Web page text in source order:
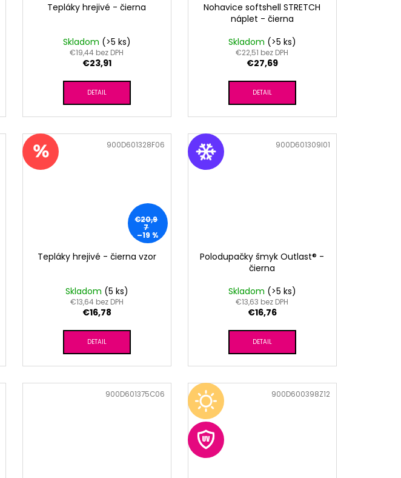
Tepláky hrejivé - čierna
Skladom (>5 ks)
€19,44 bez DPH
€23,91
DETAIL
Nohavice softshell STRETCH
náplet - čierna
Skladom (>5 ks)
€22,51 bez DPH
€27,69
DETAIL
€20,9
7
–19 %
Tepláky hrejivé - čierna vzor
Skladom (5 ks)
€13,64 bez DPH
€16,78
DETAIL
900D601328F06
Polodupačky šmyk Outlast® -
čierna
Skladom (>5 ks)
€13,63 bez DPH
€16,76
DETAIL
900D601309I01
900D601375C06 900D600398Z12